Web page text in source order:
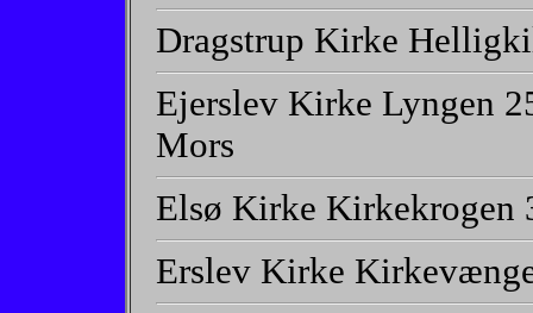
Dragstrup Kirke
Ejerslev Kirke Lyngen
Mors
Elsø Kirke Kirkekrogen
Erslev Kirke